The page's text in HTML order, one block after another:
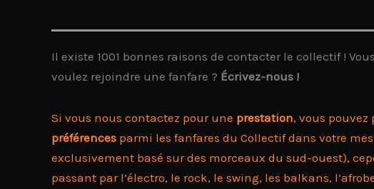
Il existe 1001 bonnes raisons de contacter le collectif !
voulez rejoindre une fanfare ? Écrivez-nous !
Si vous nous contactez pour une prestation, vous pouvez
préférences parmi les fanfares du Collectif dans votre
exclusivement basé sur des morceaux du sud-ouest),
passant par l’électro, le rock, le swing, les balkans,